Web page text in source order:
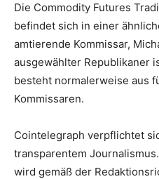
Die Commodity Futures
befindet sich in einer
amtierende Kommissar,
ausgewählter Republikaner
besteht normalerweise aus
Kommissaren.
Cointelegraph verpflichtet
transparentem
wird gemäß der